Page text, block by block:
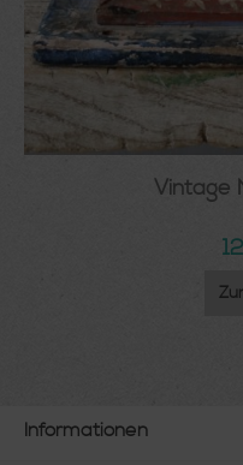
Vintage
Informationen